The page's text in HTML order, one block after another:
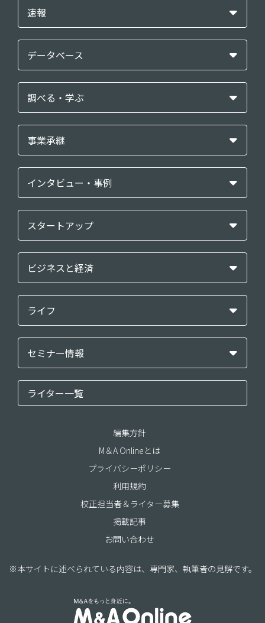
速報
データベース
調べる・学ぶ
事業承継
インタビュー・事例
スタートアップ
ビジネスと経済
ライフ
セミナー情報
ライター一覧
編集方針
M＆A Onlineとは
プライバシーポリシー
利用規約
校正担当者＆ライター募集
掲載記事
お問い合わせ
※本サイトに述べられている内容は、専門家、執筆者の見解です。